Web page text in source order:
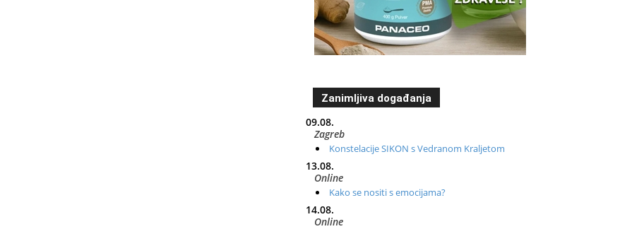
Zanimljiva događanja
09.08.
Zagreb
Konstelacije SIKON s Vedranom Kraljetom
13.08.
Online
Kako se nositi s emocijama?
14.08.
Online